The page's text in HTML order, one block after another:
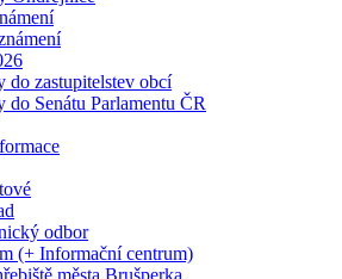
do zastupitelstev obcí
do Senátu Parlamentu ČR
odbor
(+ Informační centrum)
města Brušperka